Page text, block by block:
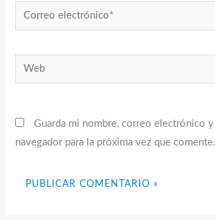
Correo
electrónico*
Web
Guarda mi nombre, correo electrónico
navegador para la próxima vez que comente.